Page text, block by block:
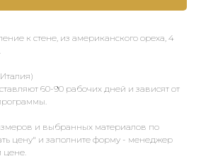
к стене, из американского ореха, 4
60-90 рабочих дней и зависят от
и выбранных материалов по
цену" и заполните форму - менеджер
цене.